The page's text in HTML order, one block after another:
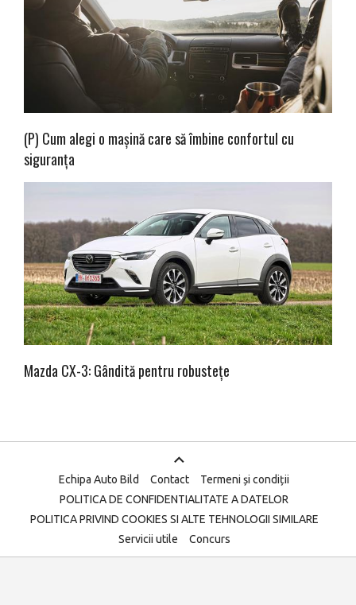
(P) Cum alegi o mașină care să îmbine confortul cu
siguranța
Mazda CX-3: Gândită pentru robustețe
Echipa Auto Bild Contact
Termeni și condiții
POLITICA DE CONFIDENTIALITATE A DATELOR
POLITICA PRIVIND COOKIES SI ALTE TEHNOLOGII SIMILARE
Servicii utile
Concurs